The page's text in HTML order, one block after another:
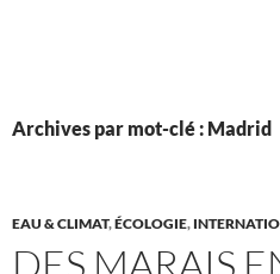
Archives par mot-clé : Madrid
EAU & CLIMAT,ÉCOLOGIE,
DES MARAIS